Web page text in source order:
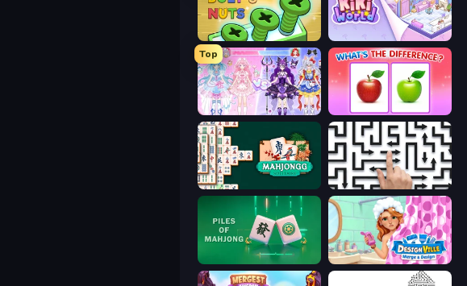
Screw Out: Bolts and Nuts KiKi World
Top
Idol Livestream: Fashion Game What's The Difference?
Mahjongg Solitaire Arrow Escape: Puzzle
Piles of Mahjong Designville: Merge & Design